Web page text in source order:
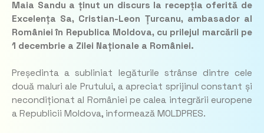
Maia Sandu a ținut un discurs la recepția oferită de
Excelența Sa, Cristian-Leon Țurcanu, ambasador al
României în Republica Moldova, cu prilejul marcării pe
1 decembrie a Zilei Naționale a României.
Președinta a subliniat legăturile strânse dintre cele
două maluri ale Prutului, a apreciat sprijinul constant și
necondiționat al României pe calea integrării europene
a Republicii Moldova, informează MOLDPRES.